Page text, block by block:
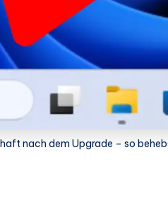
nach dem Upgrade – so